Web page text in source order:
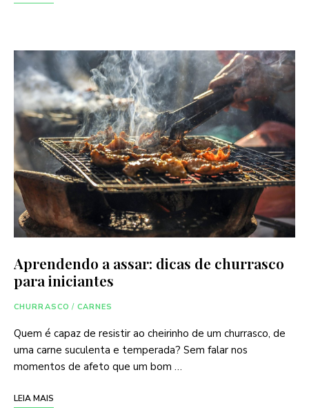
Aprendendo a assar: dicas de churrasco
para iniciantes
CHURRASCO / CARNES
Quem é capaz de resistir ao cheirinho de um churrasco, de
uma carne suculenta e temperada? Sem falar nos
momentos de afeto que um bom …
LEIA MAIS